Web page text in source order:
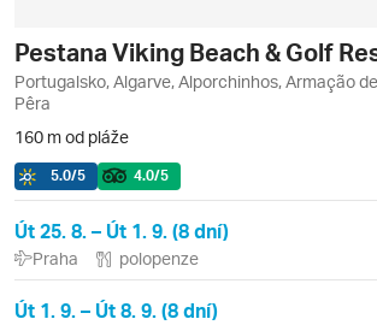
Pestana Viking Beach & Golf
Portugalsko, Algarve, Alporchinhos, Armação de
Pêra
160 m od pláže
5.0/5 4.0/5
Út 25. 8. – Út 1. 9. (8 dní)
Praha polopenze
Út 1. 9. – Út 8. 9. (8 dní)